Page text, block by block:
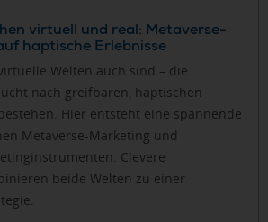
virtuell und real: Metaverse-
haptische Erlebnisse
Welten auch sind – die
nach greifbaren, haptischen
Hier entsteht eine spannende
Metaverse-Marketing und
Clevere
beide Welten zu einer